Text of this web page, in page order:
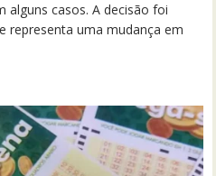
alguns casos. A decisão foi
representa uma mudança em